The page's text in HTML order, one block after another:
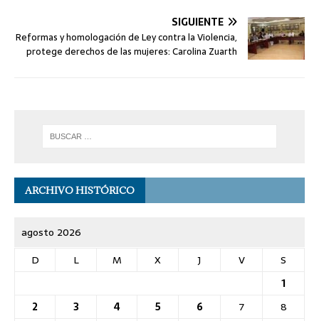
SIGUIENTE
Reformas y homologación de Ley contra la Violencia,
protege derechos de las mujeres: Carolina Zuarth
ARCHIVO HISTÓRICO
agosto 2026
D
L M X J V
S
1
2
3 4 5 6 7
8